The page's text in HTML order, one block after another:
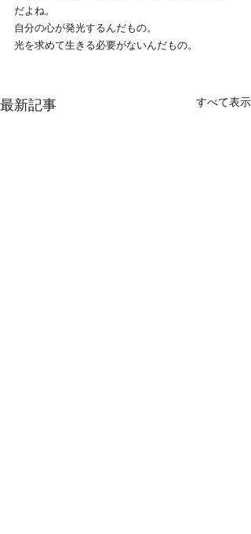
だよね。
自分の心が発光するんだもの。
光を求めて生きる必要がないんだもの。
最新記事 すべて表示